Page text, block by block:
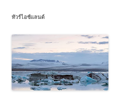
ทัวร์ไอซ์แลนด์